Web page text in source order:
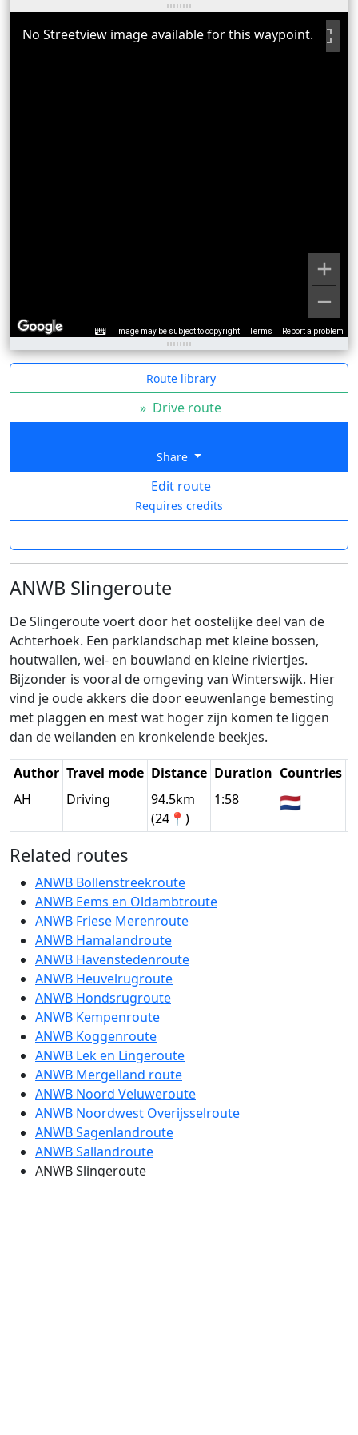
Image may be subject to copyright Terms Report a problem
No Streetview image available for this waypoint.
Route library
» Drive route
Share
Edit route
Requires credits
ANWB Slingeroute
De Slingeroute voert door het oostelijke deel van de
Achterhoek. Een parklandschap met kleine bossen,
houtwallen, wei- en bouwland en kleine riviertjes.
Bijzonder is vooral de omgeving van Winterswijk. Hier
vind je oude akkers die door eeuwenlange bemesting
met plaggen en mest wat hoger zijn komen te liggen
dan de weilanden en kronkelende beekjes.
Author Travel mode Distance Duration Countries
AH
Driving
94.5km
(24📍)
1:58 🇳🇱
Related routes
ANWB Bollenstreekroute
ANWB Eems en Oldambtroute
ANWB Friese Merenroute
ANWB Hamalandroute
ANWB Havenstedenroute
ANWB Heuvelrugroute
ANWB Hondsrugroute
ANWB Kempenroute
ANWB Koggenroute
ANWB Lek en Lingeroute
ANWB Mergelland route
ANWB Noord Veluweroute
ANWB Noordwest Overijsselroute
ANWB Sagenlandroute
ANWB Sallandroute
ANWB Slingeroute